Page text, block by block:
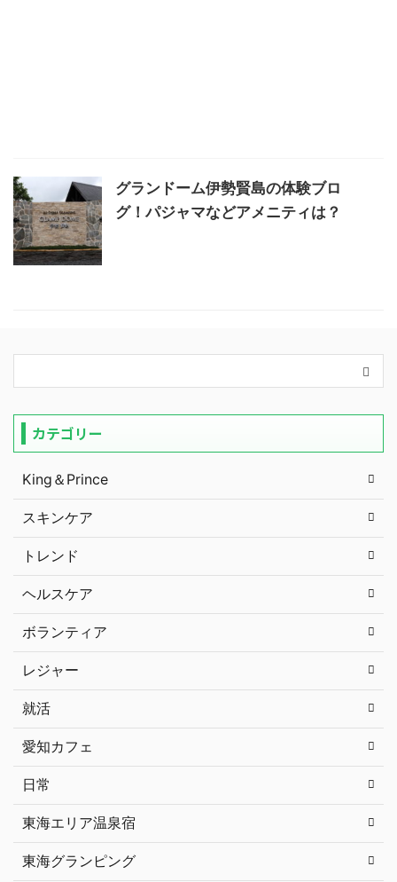
グランドーム伊勢賢島の体験ブロ
グ！パジャマなどアメニティは？
カテゴリー
King＆Prince
スキンケア
トレンド
ヘルスケア
ボランティア
レジャー
就活
愛知カフェ
日常
東海エリア温泉宿
東海グランピング